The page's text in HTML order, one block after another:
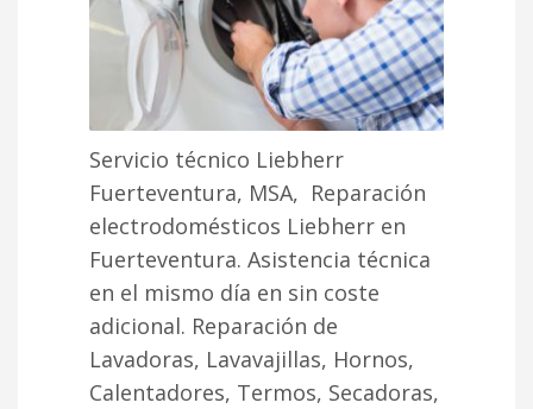
Servicio técnico Liebherr
Fuerteventura, MSA, Reparación
electrodomésticos Liebherr en
Fuerteventura. Asistencia técnica
en el mismo día en sin coste
adicional. Reparación de
Lavadoras, Lavavajillas, Hornos,
Calentadores, Termos, Secadoras,